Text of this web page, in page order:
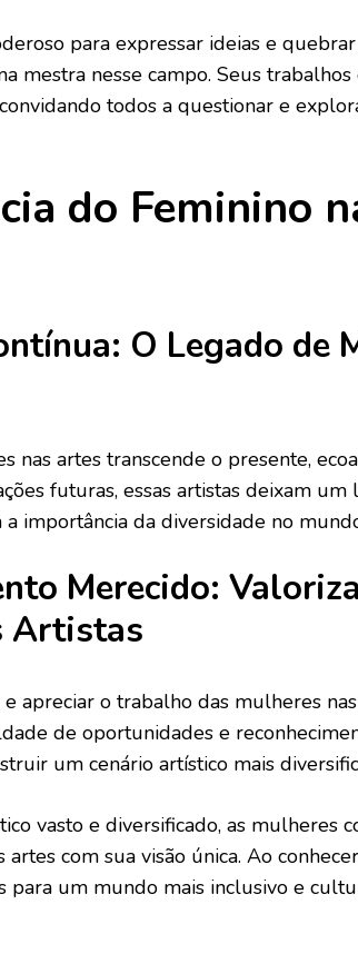
para expressar ideias e
mestra nesse campo. Seus trabalhos
todos a questionar e
do Feminino
O Legado de
nas artes transcende o presente,
futuras, essas artistas deixam um
importância da diversidade no
Merecido:
Artistas
apreciar o trabalho das mulheres
de oportunidades e
um cenário artístico mais
vasto e diversificado, as mulheres
com sua visão única. Ao
para um mundo mais inclusivo e